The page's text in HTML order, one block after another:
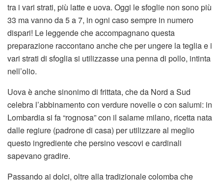
tra i vari strati, più latte e uova. Oggi le sfoglie non sono più
33 ma vanno da 5 a 7, in ogni caso sempre in numero
dispari! Le leggende che accompagnano questa
preparazione raccontano anche che per ungere la teglia e i
vari strati di sfoglia si utilizzasse una penna di pollo, intinta
nell’olio.
Uova è anche sinonimo di frittata, che da Nord a Sud
celebra l’abbinamento con verdure novelle o con salumi: in
Lombardia si fa “rognosa” con il salame milano, ricetta nata
dalle regiure (padrone di casa) per utilizzare al meglio
questo ingrediente che persino vescovi e cardinali
sapevano gradire.
Passando ai dolci, oltre alla tradizionale colomba che